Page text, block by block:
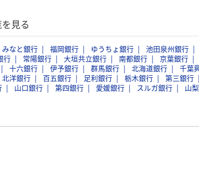
見る
みなと銀行 福岡銀行 ゆうちょ銀行 池田泉州銀行
行 常陽銀行 大垣共立銀行 南都銀行 京葉銀行
十六銀行 伊予銀行 群馬銀行 北海道銀行
千葉
北洋銀行 百五銀行 足利銀行 栃木銀行 第三銀行
山口銀行 第四銀行 愛媛銀行 スルガ銀行
山